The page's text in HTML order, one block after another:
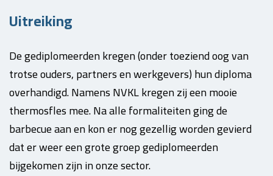
Uitreiking
De gediplomeerden kregen (onder toeziend oog van
trotse ouders, partners en werkgevers) hun diploma
overhandigd. Namens NVKL kregen zij een mooie
thermosfles mee. Na alle formaliteiten ging de
barbecue aan en kon er nog gezellig worden gevierd
dat er weer een grote groep gediplomeerden
bijgekomen zijn in onze sector.